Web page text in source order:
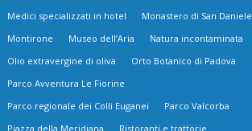
Medici specializzati in hotel
Monastero di San Daniele
Montirone
Museo dell’Aria
Natura incontaminata
Olio extravergine di oliva
Orto Botanico di Padova
Parco Avventura Le Fiorine
Parco regionale dei Colli Euganei
Parco Valcorba
Piazza della Meridiana
Ristoranti e trattorie